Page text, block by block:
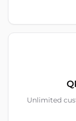
Unlimited